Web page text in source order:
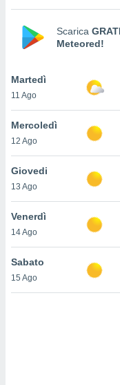
di esso.
cookie
il tuo
in
a piè
web.
Scarica
Meteored!
Martedì
11 Ago
Mercoledì
12 Ago
Giovedi
13 Ago
Venerdì
14 Ago
Sabato
15 Ago